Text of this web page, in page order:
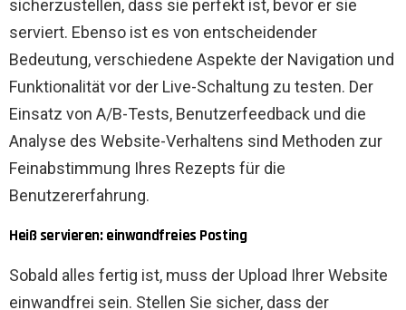
sicherzustellen, dass sie perfekt ist, bevor er sie
serviert. Ebenso ist es von entscheidender
Bedeutung, verschiedene Aspekte der Navigation und
Funktionalität vor der Live-Schaltung zu testen. Der
Einsatz von A/B-Tests, Benutzerfeedback und die
Analyse des Website-Verhaltens sind Methoden zur
Feinabstimmung Ihres Rezepts für die
Benutzererfahrung.
Heiß servieren: einwandfreies Posting
Sobald alles fertig ist, muss der Upload Ihrer Website
einwandfrei sein. Stellen Sie sicher, dass der